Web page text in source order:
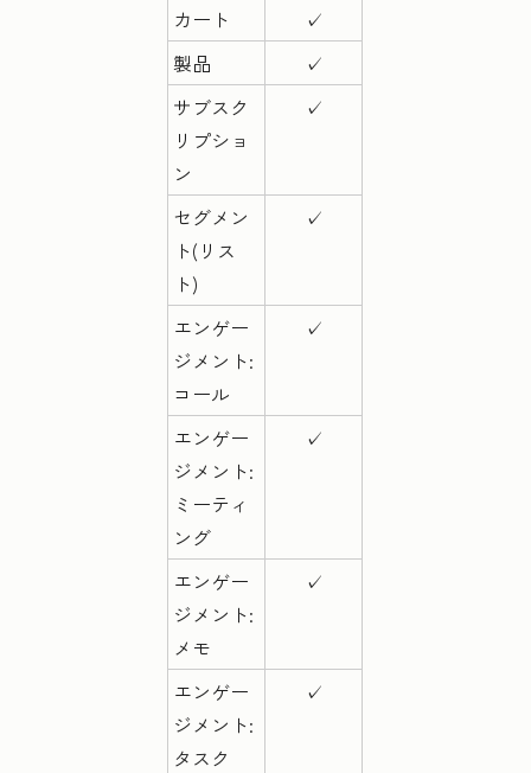
カート
✓
製品
✓
サブスク
リプショ
ン
✓
セグメン
ト(リス
ト)
✓
エンゲー
ジメント:
コール
✓
エンゲー
ジメント:
ミーティ
ング
✓
エンゲー
ジメント:
メモ
✓
エンゲー
ジメント:
タスク
✓